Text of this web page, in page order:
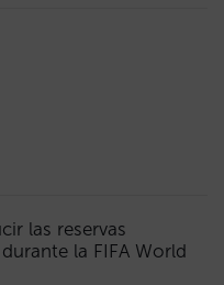
las reservas
la FIFA World